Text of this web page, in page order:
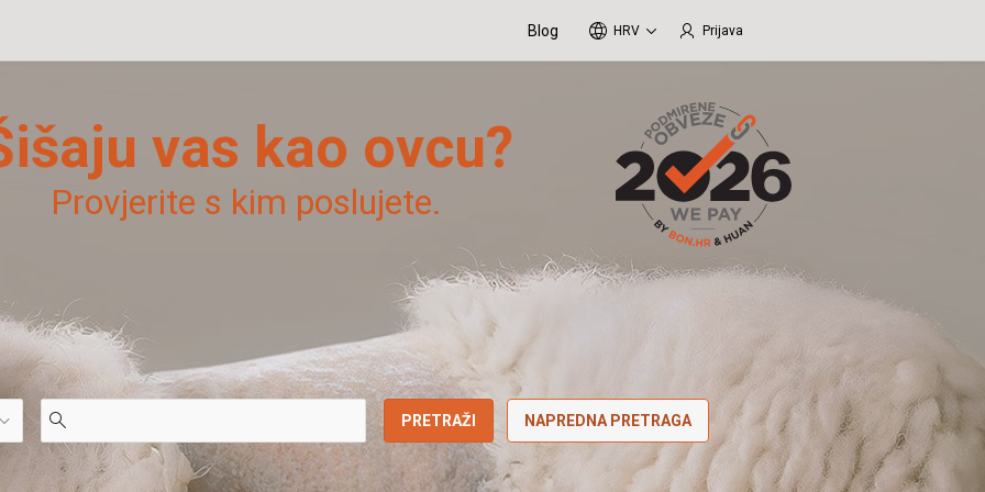
Blog HRV Prijava
vas kao ovcu?
Provjerite s kim poslujete.
PRETRAŽI NAPREDNA PRETRAGA